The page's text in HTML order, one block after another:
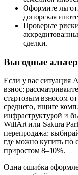
Оформите
донорская
Проверьте
сделки.
Выгодные
Если у вас
взнос:
стартовым взносом
среднего, ищите
инфраструктурой и
WillArt или Sakura
перепродажа:
где можно купить по
приростом 8–10%.
Одна ошибка